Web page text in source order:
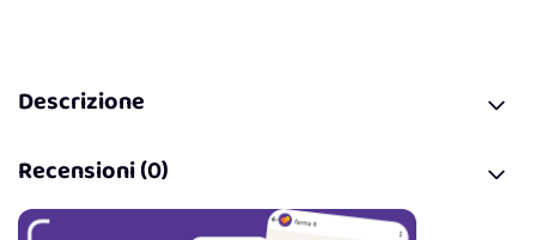
Descrizione
Recensioni (0)